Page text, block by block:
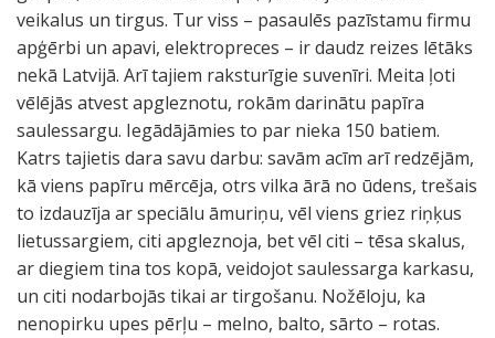
veikalus un tirgus. Tur viss – pasaulēs pazīstamu firmu
apģērbi un apavi, elektropreces – ir daudz reizes lētāks
nekā Latvijā. Arī tajiem raksturīgie suvenīri. Meita ļoti
vēlējās atvest apgleznotu, rokām darinātu papīra
saulessargu. Iegādājāmies to par nieka 150 batiem.
Katrs tajietis dara savu darbu: savām acīm arī redzējām,
kā viens papīru mērcēja, otrs vilka ārā no ūdens, trešais
to izdauzīja ar speciālu āmuriņu, vēl viens griez riņķus
lietussargiem, citi apgleznoja, bet vēl citi – tēsa skalus,
ar diegiem tina tos kopā, veidojot saulessarga karkasu,
un citi nodarbojās tikai ar tirgošanu. Nožēloju, ka
nenopirku upes pērļu – melno, balto, sārto – rotas.